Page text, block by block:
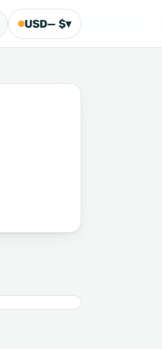
USD— $▾